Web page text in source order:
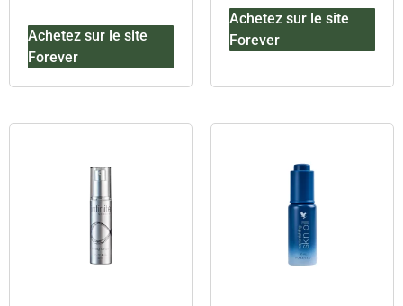
Achetez sur le site
Forever
Achetez sur le site
Forever